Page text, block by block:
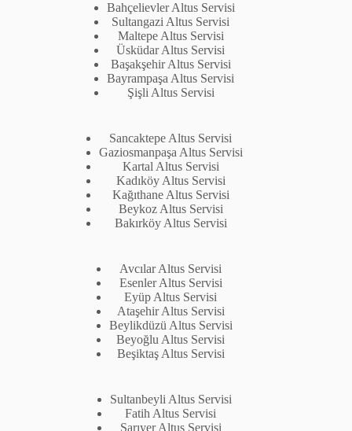
Bahçelievler Altus Servisi
Sultangazi Altus Servisi
Maltepe Altus Servisi
Üsküdar Altus Servisi
Başakşehir Altus Servisi
Bayrampaşa Altus Servisi
Şişli Altus Servisi
Sancaktepe Altus Servisi
Gaziosmanpaşa Altus Servisi
Kartal Altus Servisi
Kadıköy Altus Servisi
Kağıthane Altus Servisi
Beykoz Altus Servisi
Bakırköy Altus Servisi
Avcılar Altus Servisi
Esenler Altus Servisi
Eyüp Altus Servisi
Ataşehir Altus Servisi
Beylikdüzü Altus Servisi
Beyoğlu Altus Servisi
Beşiktaş Altus Servisi
Sultanbeyli Altus Servisi
Fatih Altus Servisi
Sarıyer Altus Servisi